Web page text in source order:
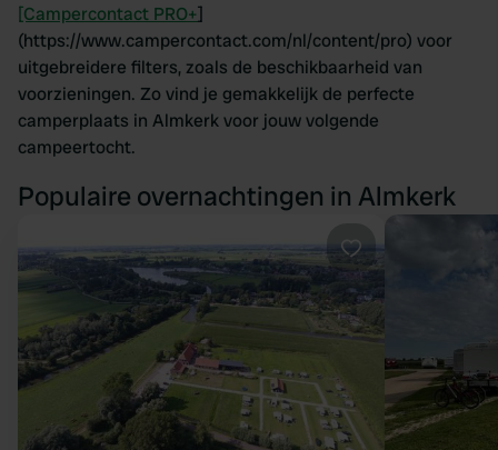
[Campercontact PRO+]
(https://www.campercontact.com/nl/content/pro) voor
uitgebreidere filters, zoals de beschikbaarheid van
voorzieningen. Zo vind je gemakkelijk de perfecte
camperplaats in Almkerk voor jouw volgende
campeertocht.
Populaire overnachtingen in Almkerk
Favoriet